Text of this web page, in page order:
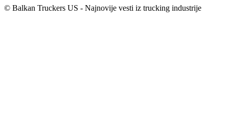
© Balkan Truckers US - Najnovije vesti iz trucking industrije